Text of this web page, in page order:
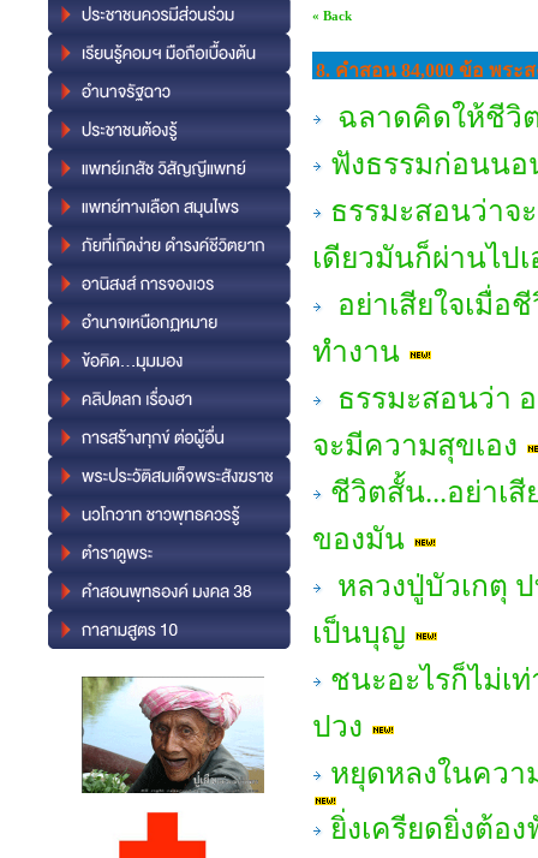
« Back
8. คำสอน 84,000 ข้อ พระ
ฉลาดคิดให้ชีวิ
ฟังธรรมก่อนนอ
ธรรมะสอนว่าจ
เดียวมันก็ผ่านไปเ
อย่าเสียใจเมื่อ
ทำงาน
ธรรมะสอนว่า
จะมีความสุขเอง
ชีวิตสั้น...อย่าเ
ของมัน
หลวงปู่บัวเกตุ
เป็นบุญ
ชนะอะไรก็ไม่เ
ปวง
หยุดหลงในควา
ยิ่งเครียดยิ่งต้อ